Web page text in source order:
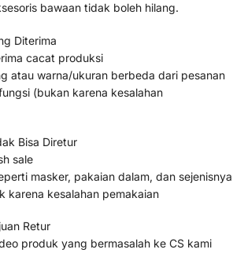
bawaan tidak boleh hilang.
Diterima
cacat produksi
atau warna/ukuran berbeda dari pesanan
(bukan karena kesalahan
Bisa Diretur
sale
masker, pakaian dalam, dan sejenisnya
karena kesalahan pemakaian
Retur
produk yang bermasalah ke CS kami